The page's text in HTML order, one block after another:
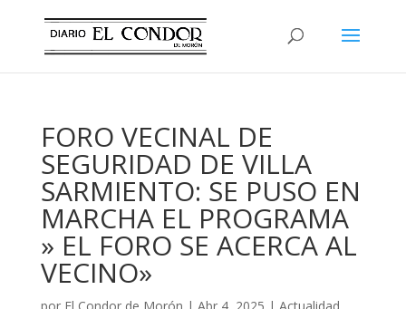
FORO VECINAL DE
SEGURIDAD DE VILLA
SARMIENTO: SE PUSO EN
MARCHA EL PROGRAMA
» EL FORO SE ACERCA AL
VECINO»